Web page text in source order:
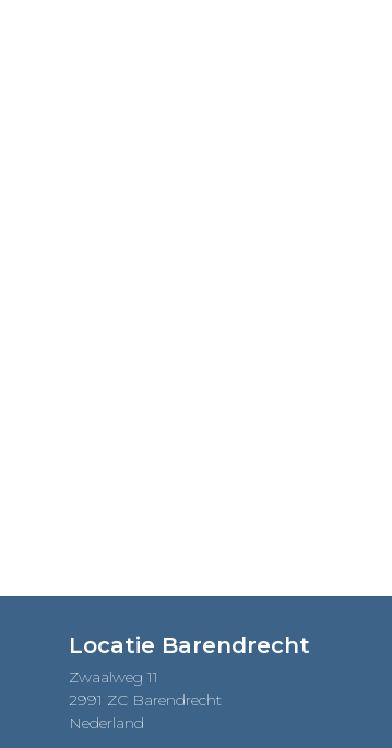
Locatie Barendrecht
Zwaalweg 11
2991 ZC Barendrecht
Nederland